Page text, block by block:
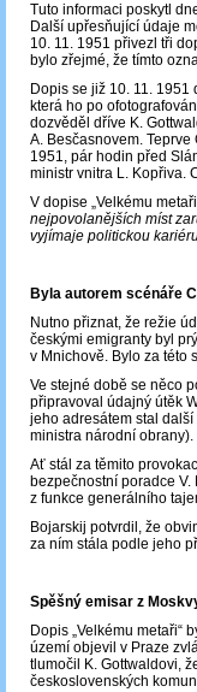
Tuto informaci poskytl
Další upřesňující údaje
10. 11. 1951 přivezl tři
bylo zřejmé, že tímto
Dopis se již 10. 11.
která ho po
dozvěděl dříve K.
A. Besčasnovem.
1951, pár hodin před
ministr vnitra L. Kopřiva.
V dopise „Velkému
nejpovolanějších míst
vyjímaje politickou
Byla autorem scénáře
Nutno přiznat, že režie
českými emigranty byl
v Mnichově. Bylo za této
Ve stejné době se něco
připravoval údajný útěk
jeho adresátem stal další
ministra
Ať stál za těmito
bezpečnostní poradce
z funkce generálního
Bojarskij potvrdil, že
za ním stála podle jeho
Spěšný emisar z
Dopis „Velkému metaři“
území objevil v Praze
tlumočil K. Gottwaldovi,
československých